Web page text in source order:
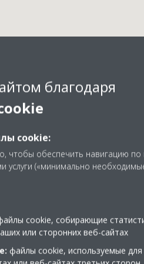
+375 29 124 57 28
Проложить маршрут
благодаря
cookie:
чтобы обеспечить навигацию
услуги («минимально
cookie, собирающие
или сторонних веб-сайтах
файлы cookie, используемые для